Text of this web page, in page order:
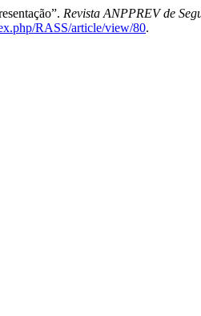
Revista ANPPREV de
RASS/article/view/80.